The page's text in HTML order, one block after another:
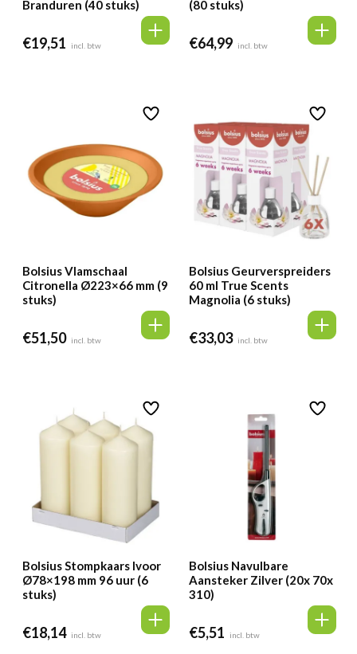
Branduren (40 stuks)
€19,51 incl. btw
(80 stuks)
€64,99 incl. btw
Bolsius Vlamschaal
Citronella Ø223×66 mm (9
stuks)
€51,50 incl. btw
Bolsius Geurverspreiders
60 ml True Scents
Magnolia (6 stuks)
€33,03 incl. btw
Bolsius Stompkaars Ivoor
Ø78×198 mm 96 uur (6
stuks)
€18,14 incl. btw
Bolsius Navulbare
Aansteker Zilver (20x 70x
310)
€5,51 incl. btw